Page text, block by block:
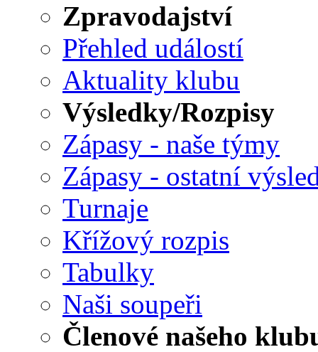
Zpravodajství
Přehled událostí
Aktuality klubu
Výsledky/Rozpisy
Zápasy - naše týmy
Zápasy - ostatní
Turnaje
Křížový rozpis
Tabulky
Naši soupeři
Členové našeho